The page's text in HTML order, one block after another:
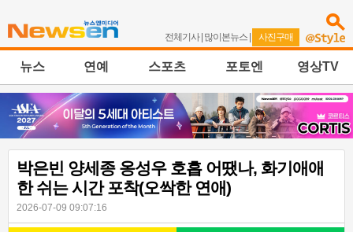
전체기사| 많이본뉴스 | 사진구매
뉴스 연예 스포츠 포토엔 영상TV
박은빈 양세종 옹성우 호흡 어땠나, 화기애애
한 쉬는 시간 포착(오싹한 연애)
2026-07-09 09:07:16